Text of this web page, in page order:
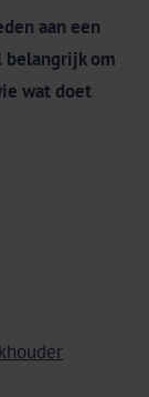
aan een
belangrijk om
wat doet